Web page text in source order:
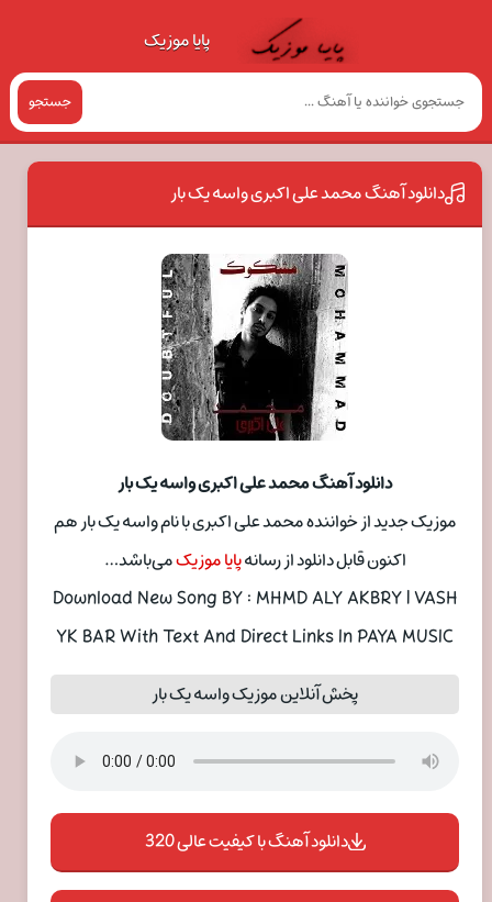
پایا موزیک
جستجو
دانلود آهنگ محمد علی اکبری واسه یک بار
دانلود آهنگ محمد علی اکبری واسه یک بار
موزیک جدید از خواننده محمد علی اکبری با نام واسه یک بار هم
اکنون قابل دانلود از رسانهپایا موزیکمی‌باشد…
Download New Song BY : MHMD ALY AKBRY | VASH
YK BAR With Text And Direct Links In PAYA MUSIC
پخش آنلاین موزیک واسه یک بار
دانلود آهنگ با کیفیت عالی 320